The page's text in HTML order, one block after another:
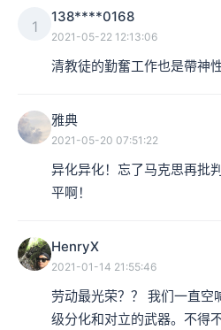
1
138****0168
2021-05-22 12:13:06
清教徒的勤奮工作也是帶神性
雅典
2021-05-20 07:51:22
异化异化！忘了马克思再批
平啊！
HenryX
2021-01-14 21:55:46
劳动最光荣？？ 我们一直空
级分化和对立的武器。不得